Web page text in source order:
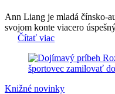
Ann Liang je mladá čínsko-
svojom konte viacero
Čítať viac
Knižné novinky